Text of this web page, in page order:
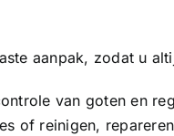
aanpak, zodat u
van goten en
of reinigen,